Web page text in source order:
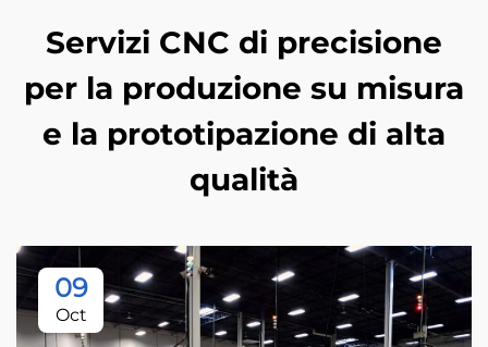
Servizi CNC di precisione
per la produzione su misura
e la prototipazione di alta
qualità
09
Oct